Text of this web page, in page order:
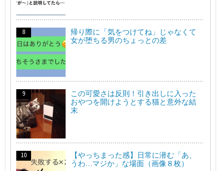
帰り際に「気をつけてね」じゃなくて
女が堕ちる男のちょっとの差
この可愛さは反則！引き出しに入った
おやつを開けようとする猫と意外な結
末
【やっちまった感】日常に潜む「あ、
うわ…マジか」な場面（画像８枚）